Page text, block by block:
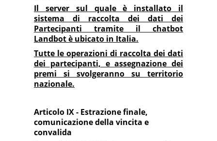
Il server sul quale è installato il
sistema di raccolta dei dati dei
Partecipanti tramite il chatbot
Landbot è ubicato in Italia.
Tutte le operazioni di raccolta dei dati
dei partecipanti, e assegnazione dei
premi si svolgeranno su territorio
nazionale.
Articolo IX - Estrazione finale,
comunicazione della vincita e
convalida